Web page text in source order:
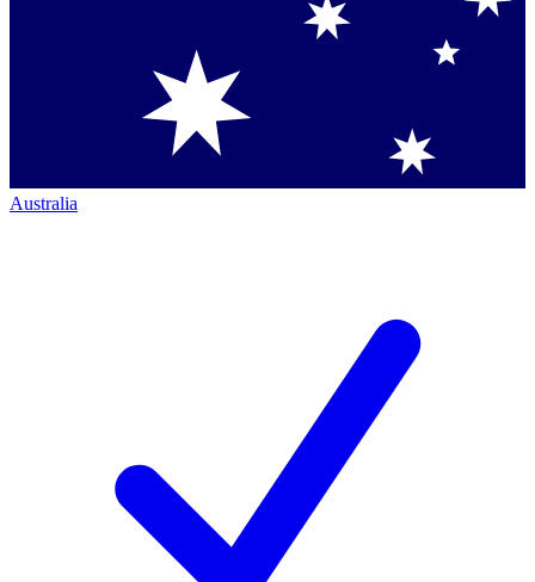
Australia